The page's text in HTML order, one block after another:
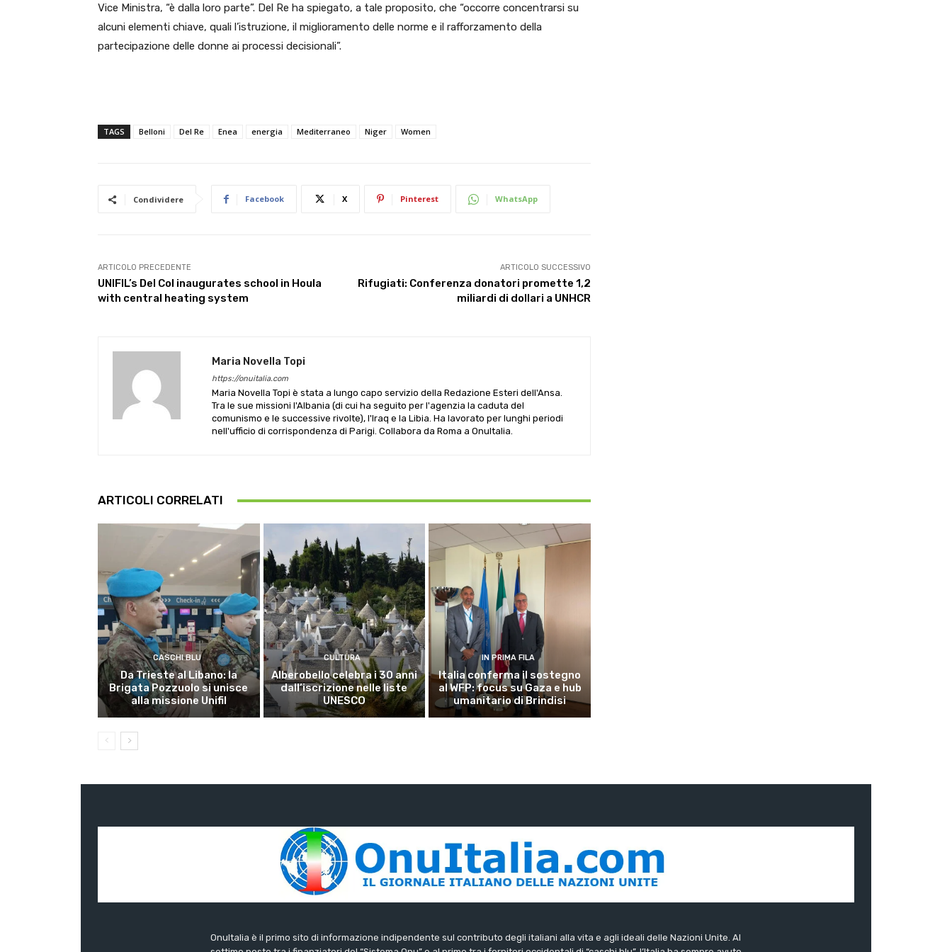
Vice Ministra, “è dalla loro parte”. Del Re ha spiegato, a tale proposito, che “occorre concentrarsi su
alcuni elementi chiave, quali l’istruzione, il miglioramento delle norme e il rafforzamento della
partecipazione delle donne ai processi decisionali”.
TAGS Belloni Del Re Enea energia Mediterraneo Niger Women
Condividere Facebook X Pinterest WhatsApp
ARTICOLO PRECEDENTE
UNIFIL’s Del Col inaugurates school in Houla
with central heating system
ARTICOLO SUCCESSIVO
Rifugiati: Conferenza donatori promette 1,2
miliardi di dollari a UNHCR
Maria Novella Topi
https://onuitalia.com
Maria Novella Topi è stata a lungo capo servizio della Redazione Esteri dell'Ansa.
Tra le sue missioni l'Albania (di cui ha seguito per l'agenzia la caduta del
comunismo e le successive rivolte), l'Iraq e la Libia. Ha lavorato per lunghi periodi
nell'ufficio di corrispondenza di Parigi. Collabora da Roma a OnuItalia.
ARTICOLI CORRELATI
CASCHI BLU
Da Trieste al Libano: la
Brigata Pozzuolo si unisce
alla missione Unifil
CULTURA
Alberobello celebra i 30 anni
dall’iscrizione nelle liste
UNESCO
IN PRIMA FILA
Italia conferma il sostegno
al WFP: focus su Gaza e hub
umanitario di Brindisi
OnuItalia è il primo sito di informazione indipendente sul contributo degli italiani alla vita e agli ideali delle Nazioni Unite. Al